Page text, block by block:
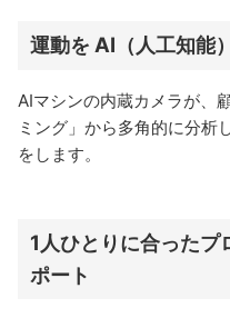
運動を AI（人工知能
AIマシンの内蔵カメラが、
ミング」から多角的に分析
をします。
1人ひとりに合ったプ
ポート